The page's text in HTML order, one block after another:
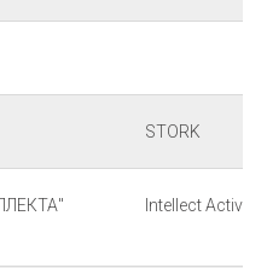
STORK
Intellect